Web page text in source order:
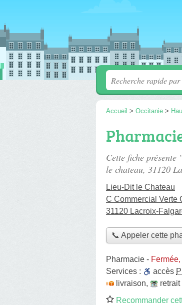
Accueil > Occitanie >
Cette fiche
le chateau, 31120
Lieu-Dit le Chateau
C Commercial Verte
31120 Lacroix-
📞 Appeler cette
Pharmacie -
Services :
accès
livraison,
Recommander